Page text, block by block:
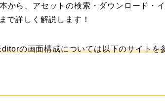
から、アセットの検索・ダウンロード・
で詳しく 解説します！
の画面構成については以下のサイトを